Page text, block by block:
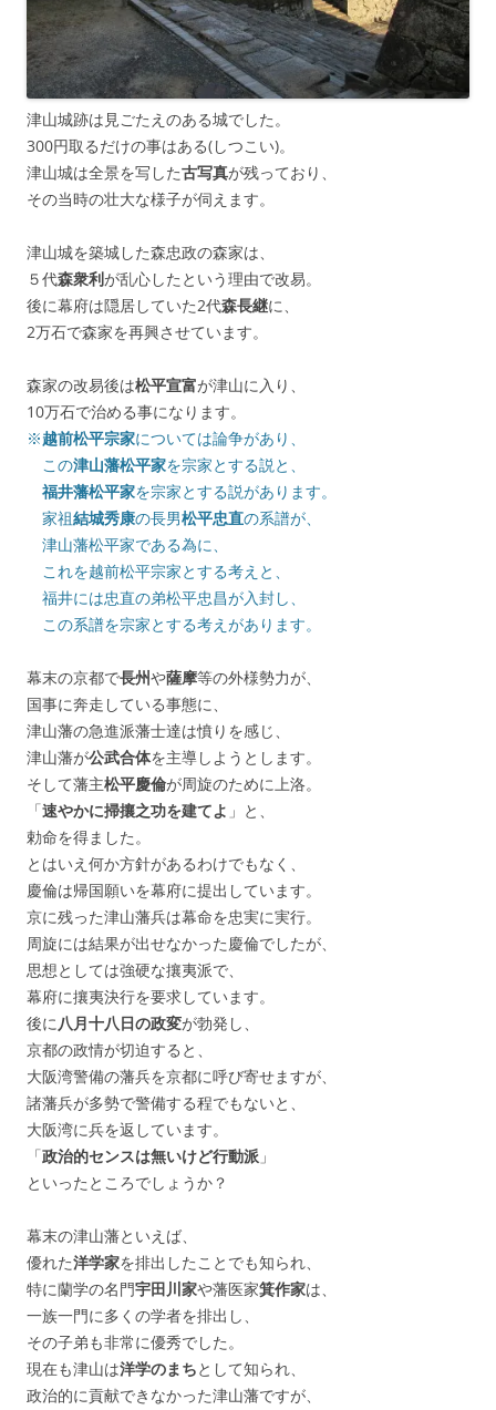
津山城跡は見ごたえのある城でした。
300円取るだけの事はある(しつこい)。
津山城は全景を写した古写真が残っており、
その当時の壮大な様子が伺えます。
津山城を築城した森忠政の森家は、
５代森衆利が乱心したという理由で改易。
後に幕府は隠居していた2代森長継に、
2万石で森家を再興させています。
森家の改易後は松平宣富が津山に入り、
10万石で治める事になります。
※越前松平宗家については論争があり、
この津山藩松平家を宗家とする説と、
福井藩松平家を宗家とする説があります。
家祖結城秀康の長男松平忠直の系譜が、
津山藩松平家である為に、
これを越前松平宗家とする考えと、
福井には忠直の弟松平忠昌が入封し、
この系譜を宗家とする考えがあります。
幕末の京都で長州や薩摩等の外様勢力が、
国事に奔走している事態に、
津山藩の急進派藩士達は憤りを感じ、
津山藩が公武合体を主導しようとします。
そして藩主松平慶倫が周旋のために上洛。
「速やかに掃攘之功を建てよ 」と、
勅命を得ました。
とはいえ何か方針があるわけでもなく、
慶倫は帰国願いを幕府に提出しています。
京に残った津山藩兵は幕命を忠実に実行。
周旋には結果が出せなかった慶倫でしたが、
思想としては強硬な攘夷派で、
幕府に攘夷決行を要求しています。
後に八月十八日の政変が勃発し、
京都の政情が切迫すると、
大阪湾警備の藩兵を京都に呼び寄せますが、
諸藩兵が多勢で警備する程でもないと、
大阪湾に兵を返しています。
「政治的センスは無いけど行動派 」
といったところでしょうか？
幕末の津山藩といえば、
優れた洋学家を排出したことでも知られ、
特に蘭学の名門宇田川家や藩医家箕作家は、
一族一門に多くの学者を排出し、
その子弟も非常に優秀でした。
現在も津山は洋学のまちとして知られ、
政治的に貢献できなかった津山藩ですが、